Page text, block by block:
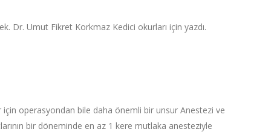
Dr. Umut Fikret Korkmaz Kedici okurları için yazdı.
operasyondan bile daha önemli bir unsur Anestezi ve
bir döneminde en az 1 kere mutlaka anesteziyle